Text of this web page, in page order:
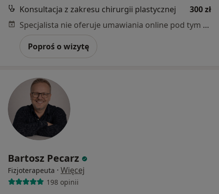
Konsultacja z zakresu chirurgii plastycznej
300 zł
Specjalista nie oferuje umawiania online pod tym adresem.
Poproś o wizytę
Bartosz Pecarz
Fizjoterapeuta · Więcej
198 opinii